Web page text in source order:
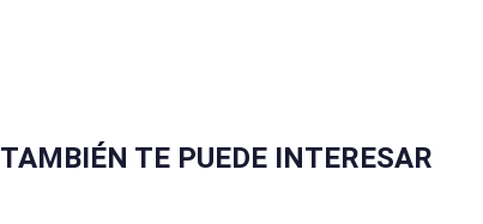
TAMBIÉN TE PUEDE INTERESAR